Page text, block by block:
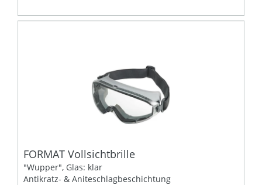
FORMAT Vollsichtbrille
"Wupper", Glas: klar
Antikratz- & Aniteschlagbeschichtung